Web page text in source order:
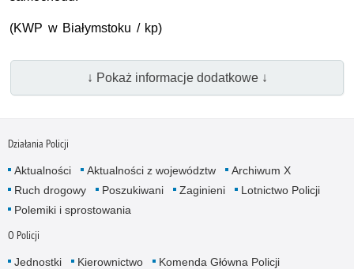
(KWP w Białymstoku / kp)
↓ Pokaż informacje dodatkowe ↓
Działania Policji
Aktualności Aktualności z województw
Archiwum X
Ruch drogowy
Poszukiwani Zaginieni
Lotnictwo Policji
Polemiki i sprostowania
O Policji
Jednostki Kierownictwo
Komenda Główna Policji